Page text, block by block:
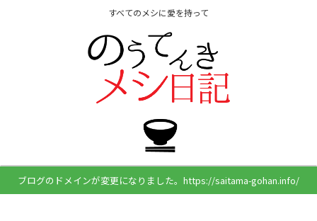
すべてのメシに愛を持って
ブログのドメインが変更になりました。https://saitama-gohan.info/